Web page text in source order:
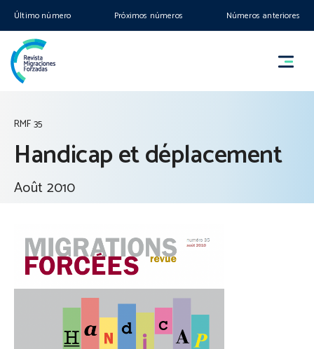
Último número Próximos números Números anteriores
RMF 35
Handicap et déplacement
Août 2010